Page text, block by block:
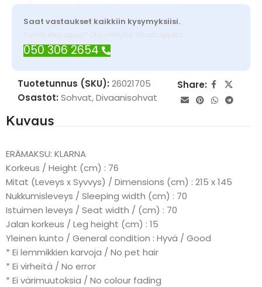
Saat vastaukset kaikkiin kysymyksiisi.
Tarvitsetko apua? Ota yhteyttä WhatsAppilla
050 306 2654
Tuotetunnus (SKU): 26021705
Osastot: Sohvat,Divaanisohvat
Share:
Kuvaus
ERÄMAKSU: KLARNA
Korkeus / Height (cm) : 76
Mitat (Leveys x Syvvys) / Dimensions (cm) : 215 x 145
Nukkumisleveys / Sleeping width (cm) : 70
Istuimen leveys / Seat width / (cm) : 70
Jalan korkeus / Leg height (cm) : 15
Yleinen kunto / General condition : Hyvä / Good
* Ei lemmikkien karvoja / No pet hair
* Ei virheitä / No error
* Ei värimuutoksia / No colour fading